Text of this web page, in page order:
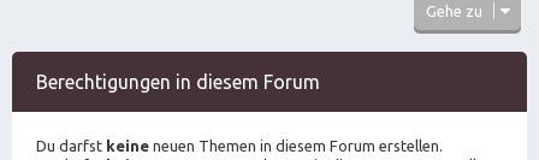
Gehe zu
Berechtigungen in diesem Forum
Du darfst keine neuen Themen in diesem Forum erstellen.